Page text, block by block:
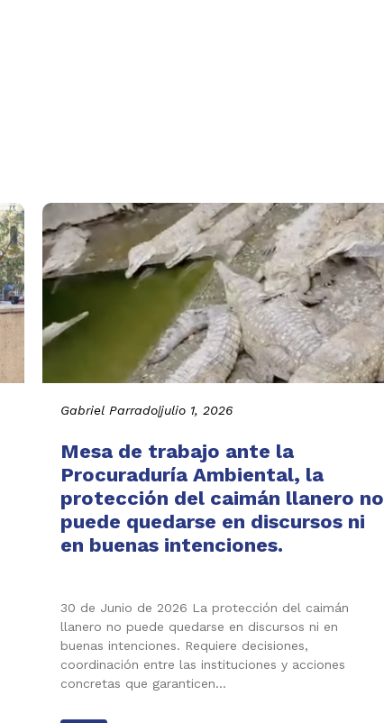
Gabriel Parrado|julio 1, 2026
Mesa de trabajo ante la
Procuraduría Ambiental, la
protección del caimán llanero no
puede quedarse en discursos ni
en buenas intenciones.
30 de Junio de 2026 La protección del caimán
llanero no puede quedarse en discursos ni en
buenas intenciones. Requiere decisiones,
coordinación entre las instituciones y acciones
concretas que garanticen…